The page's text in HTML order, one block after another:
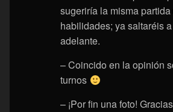
sugeriría la misma
habilidades; ya saltaréis
adelante.
– Coincido en la opinión
turnos
– ¡Por fin una foto! Gracias